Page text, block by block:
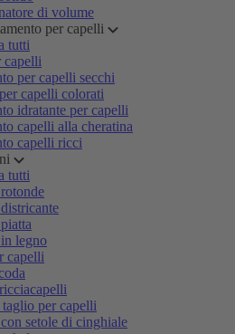
di volume
per capelli
tutti
capelli
per capelli secchi
capelli colorati
idratante per capelli
capelli alla cheratina
capelli ricci
tutti
legno
capelli
per capelli
setole di cinghiale